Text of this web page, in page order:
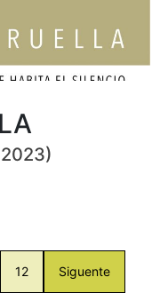
12 Siguente